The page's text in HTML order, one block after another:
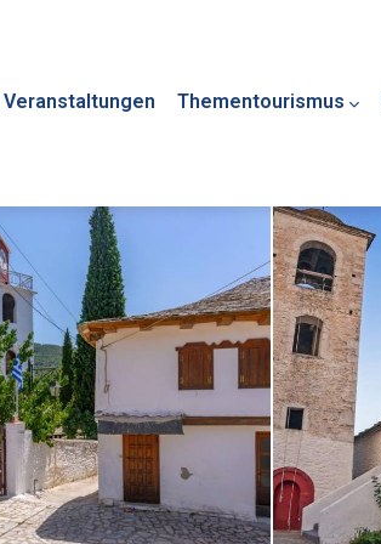
Veranstaltungen Thementourismus